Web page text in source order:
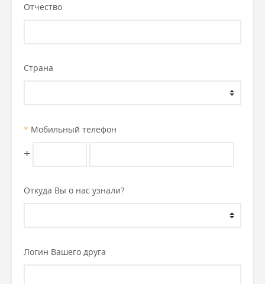
Отчество
Страна
* Мобильный телефон
+
Откуда Вы о нас узнали?
Логин Вашего друга